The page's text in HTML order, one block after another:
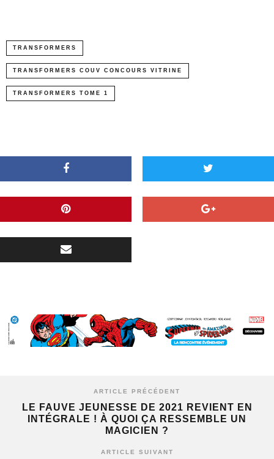
TRANSFORMERS
TRANSFORMERS COUV CONCOURS VITRINE
TRANSFORMERS TOME 1
ARTICLE PRÉCÉDENT
LE FAUVE JEUNESSE DE 2021 REVIENT EN
INTÉGRALE ! À QUOI ÇA RESSEMBLE UN
MAGICIEN ?
ARTICLE SUIVANT